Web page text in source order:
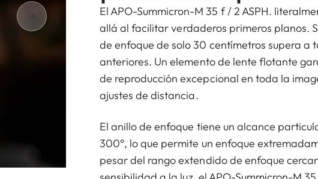
El APO-Summicron-M 35 f / 2 ASPH.
allá al facilitar verdaderos primeros planos.
de enfoque de solo 30 centímetros supera a
anteriores. Un elemento de lente flotante
de reproducción excepcional en toda la
ajustes de distancia.
El anillo de enfoque tiene un alcance
300°, lo que permite un enfoque
pesar del rango extendido de enfoque